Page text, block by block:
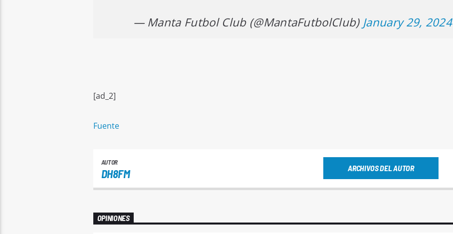
— Manta Futbol Club (@MantaFutbolClub) January 29, 2024
[ad_2]
Fuente
AUTOR
DH8FM ARCHIVOS DEL AUTOR
OPINIONES